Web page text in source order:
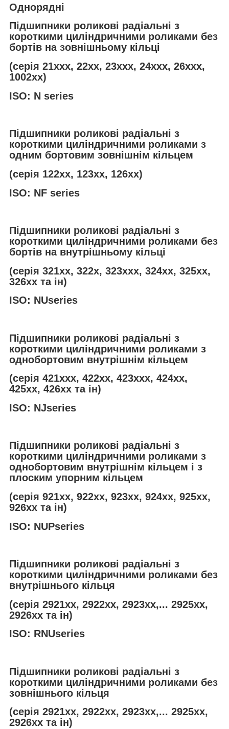
Однорядні
Підшипники роликові радіальні з
короткими циліндричними роликами без
бортів на зовнішньому кільці
(серія 21ххх, 22хх, 23ххх, 24ххх, 26ххх,
1002хх)
ISO: N series
Підшипники роликові радіальні з
короткими циліндричними роликами з
одним бортовим зовнішнім кільцем
(серія 122хх, 123хх, 126хх)
ISO: NF series
Підшипники роликові радіальні з
короткими циліндричними роликами без
бортів на внутрішньому кільці
(серія 321хх, 322х, 323ххх, 324хх, 325хх,
326хх та ін)
ISO: NUseries
Підшипники роликові радіальні з
короткими циліндричними роликами з
однобортовим внутрішнім кільцем
(серія 421ххх, 422хх, 423ххх, 424хх,
425хх, 426хх та ін)
ISO: NJseries
Підшипники роликові радіальні з
короткими циліндричними роликами з
однобортовим внутрішнім кільцем і з
плоским упорним кільцем
(серія 921хх, 922хх, 923хх, 924хх, 925хх,
926хх та ін)
ISO: NUPseries
Підшипники роликові радіальні з
короткими циліндричними роликами без
внутрішнього кільця
(серія 2921хх, 2922хх, 2923хх,... 2925хх,
2926хх та ін)
ISO: RNUseries
Підшипники роликові радіальні з
короткими циліндричними роликами без
зовнішнього кільця
(серія 2921хх, 2922хх, 2923хх,... 2925хх,
2926хх та ін)